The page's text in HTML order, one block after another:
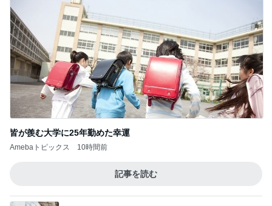
皆が羨む大学に25年勤めた幸運
Amebaトピックス 10時間前
記事を読む